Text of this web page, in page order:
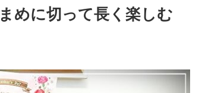
めに切って長く楽しむ